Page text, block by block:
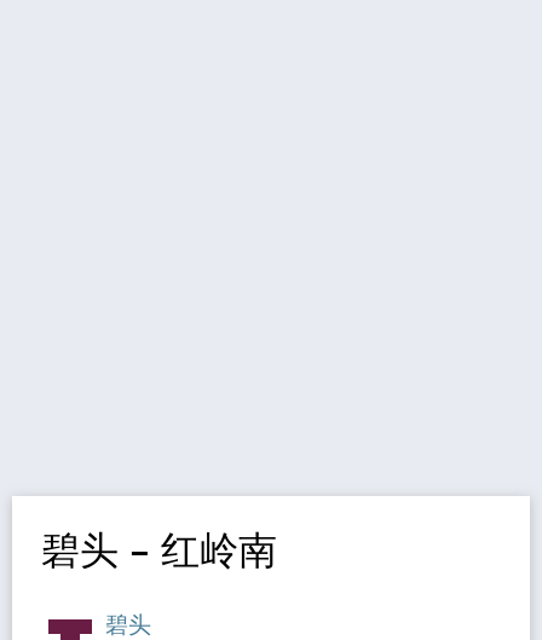
碧头 – 红岭南
碧头